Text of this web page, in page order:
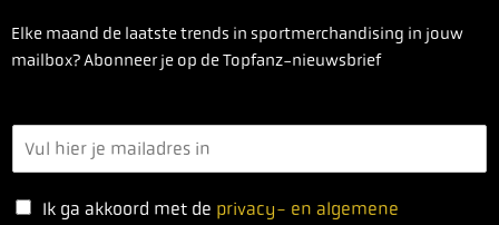
Elke maand de laatste trends in sportmerchandising in jouw
mailbox? Abonneer je op de Topfanz-nieuwsbrief
Ik ga akkoord met de privacy- en algemene